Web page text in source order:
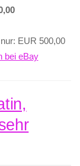
EUR 500,00
bei eBay